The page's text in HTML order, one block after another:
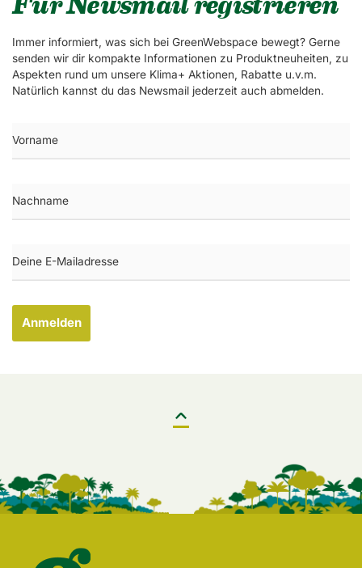
Immer informiert, was sich bei GreenWebspace bewegt? Gerne
senden wir dir kompakte Informationen zu Produktneuheiten, zu
Aspekten rund um unsere Klima+ Aktionen, Rabatte u.v.m.
Natürlich kannst du das Newsmail jederzeit auch abmelden.
Anmelden